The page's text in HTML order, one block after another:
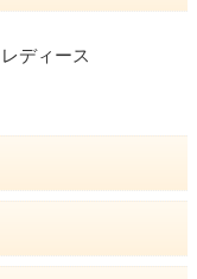
レディース